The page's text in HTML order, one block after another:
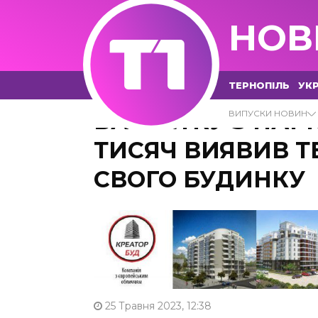
ТЕРНОПІЛЬ
ВИПУСКИ НОВИН
БАРСЕТКУ З
ТИСЯЧ ВИЯВИВ
СВОГО БУДИНКУ
25 Травня 2023, 12:38